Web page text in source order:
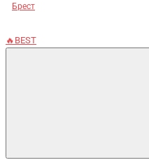
Брест
🔥BEST